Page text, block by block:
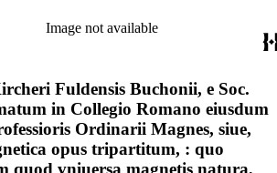
Image not available
Fuldensis Buchonii, e Soc.
in Collegio Romano eiusdum
Ordinarii Magnes, siue,
opus tripartitum, : quo
quod vniuersa magnetis natura,